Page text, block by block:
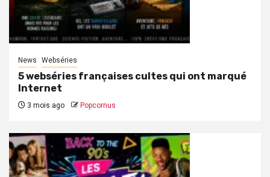
News Webséries
5 webséries françaises cultes qui ont marqué
Internet
3 mois ago Popcornus